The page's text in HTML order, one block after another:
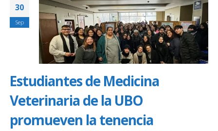
30
Sep
Estudiantes de Medicina
Veterinaria de la UBO
promueven la tenencia